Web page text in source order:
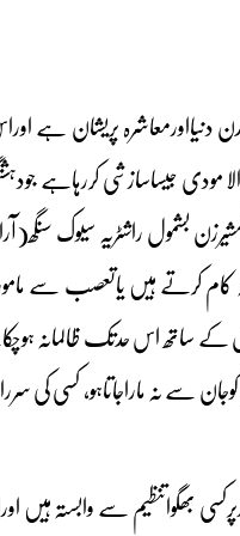
پریشان ہے
مودی جیساسازشی کررہاہے
بشمول راشٹریہ سیوک
کام کرتے ہیں یاتعصب سے
کے ساتھ اس حدتک ظالمانہ
نہ ماراجاتاہو، کسی کی سرراہ
بھگواتنظیم سے وابستہ